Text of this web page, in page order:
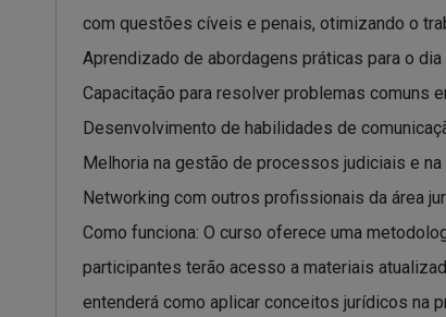
com questões cíveis e penais, otimizando o
Aprendizado de abordagens práticas para o dia
Capacitação para resolver problemas comuns
Desenvolvimento de habilidades de
Melhoria na gestão de processos judiciais e na
Networking com outros profissionais da área
Como funciona: O curso oferece uma
participantes terão acesso a materiais
entenderá como aplicar conceitos jurídicos na